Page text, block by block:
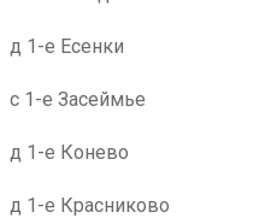
д 1-е Есенки
с 1-е Засеймье
д 1-е Конево
д 1-е Красниково